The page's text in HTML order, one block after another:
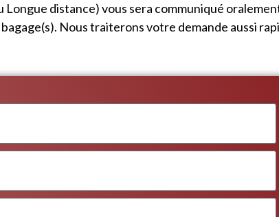
Longue distance) vous sera communiqué
Nous traiterons votre demande aussi